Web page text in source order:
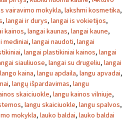
vairavimo mokykla, lakshmi kosmetika,
, langai ir durys, langai is vokietijos,
kainos, langai kaunas, langai kaune,
mediniai, langai naudoti, langai
, langai plastikiniai kainos, langai
siauliuose, langai su drugeliu, langai
lango kaina, langu apdaila, langu apvadai,
, langų išpardavimas, langu
skaiciuokle, langu kainos vilniuje,
, langu skaiciuokle, langu spalvos,
mokykla, lauko baldai, lauko baldai